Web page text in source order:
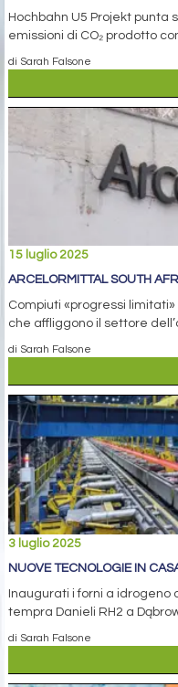
Hochbahn U5 Projekt punta
emissioni di CO₂ prodotto
di Sarah Falsone
15 luglio 2025
ARCELORMITTAL SOUTH
Compiuti «progressi
che affliggono il settore
di Sarah Falsone
3 luglio 2025
NUOVE TECNOLOGIE IN
Inaugurati i forni a idrogeno
tempra Danieli RH2 a
di Sarah Falsone